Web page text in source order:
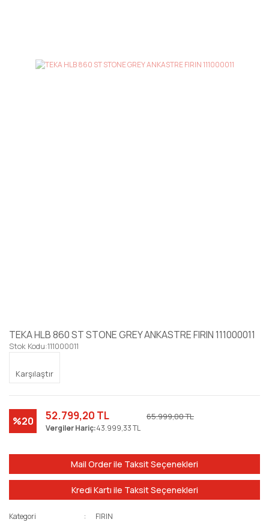
TEKA HLB 860 ST STONE GREY ANKASTRE FIRIN 111000011
Stok Kodu:111000011
Karşılaştır
%20 52.799,20 TL
Vergiler Hariç:43.999,33 TL
65.999,00 TL
Mail Order ile Taksit Seçenekleri
Kredi Kartı ile Taksit Seçenekleri
Kategori
FIRIN